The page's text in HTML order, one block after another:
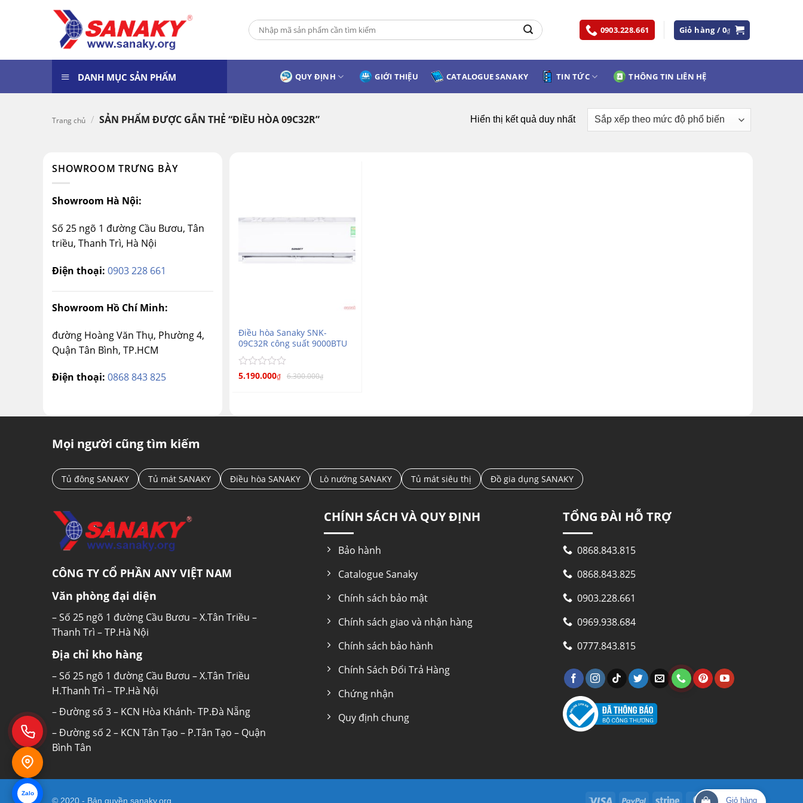
Tìm
kiếm:
0903.228.661 Giỏ hàng /0₫
DANH MỤC SẢN PHẨM QUY ĐỊNH GIỚI THIỆU CATALOGUE SANAKY TIN TỨC THÔNG TIN LIÊN HỆ
Trang chủ / SẢN PHẨM ĐƯỢC GẮN THẺ “ĐIỀU HÒA 09C32R” Hiển thị kết quả duy nhất
SHOWROOM TRƯNG BÀY
Showroom Hà Nội:
Số 25 ngõ 1 đường Cầu Bươu, Tân
triều, Thanh Trì, Hà Nội
Điện thoại: 0903 228 661
Showroom Hồ Chí Minh:
đường Hoàng Văn Thụ, Phường 4,
Quận Tân Bình, TP.HCM
Điện thoại: 0868 843 825
Điều hòa Sanaky SNK-
09C32R công suất 9000BTU
Được
5.190.000₫ 6.300.000₫
Mọi người cũng tìm kiếm
Tủ đông SANAKY Tủ mát SANAKY Điều hòa SANAKY Lò nướng SANAKY Tủ mát siêu thị Đồ gia dụng SANAKY
CÔNG TY CỔ PHẦN ANY VIỆT NAM
Văn phòng đại diện
– Số 25 ngõ 1 đường Cầu Bươu – X.Tân Triều –
Thanh Trì – TP.Hà Nội
Địa chỉ kho hàng
– Số 25 ngõ 1 đường Cầu Bươu – X.Tân Triều
H.Thanh Trì – TP.Hà Nội
– Đường số 3 – KCN Hòa Khánh- TP.Đà Nẵng
– Đường số 2 – KCN Tân Tạo – P.Tân Tạo – Quận
Bình Tân
CHÍNH SÁCH VÀ QUY ĐỊNH
Bảo hành
Catalogue Sanaky
Chính sách bảo mật
Chính sách giao và nhận hàng
Chính sách bảo hành
Chính Sách Đổi Trả Hàng
Chứng nhận
Quy định chung
TỔNG ĐÀI HỖ TRỢ
0868.843.815
0868.843.825
0903.228.661
0969.938.684
0777.843.815
Visa PayPal Stripe MasterCard
Cash
© 2020 - Bản quyền sanaky.org Giỏ hàng
Zalo